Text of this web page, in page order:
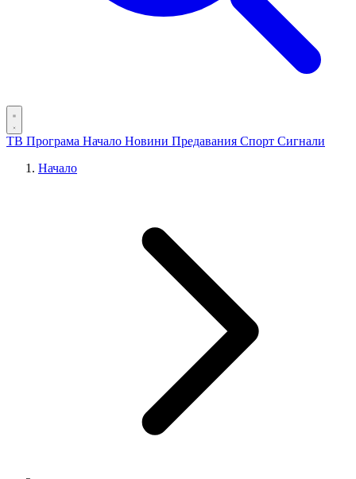
ТВ Програма Начало Новини Предавания Спорт Сигнали
Начало